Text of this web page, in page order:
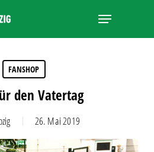
Menu
FANSHOP
den Vatertag
26. Mai 2019
Close